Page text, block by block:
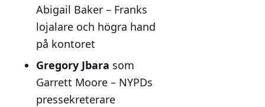
Abigail Baker – Franks
lojalare och högra hand
på kontoret
Gregory Jbara som
Garrett Moore – NYPDs
pressekreterare